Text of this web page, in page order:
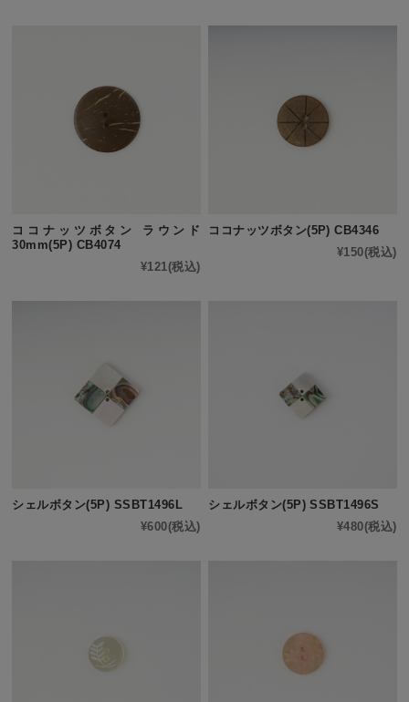
ココナッツボタン ラウンド
30mm(5P) CB4074
¥121(税込)
ココナッツボタン(5P) CB4346
¥150(税込)
シェルボタン(5P) SSBT1496L
¥600(税込)
シェルボタン(5P) SSBT1496S
¥480(税込)